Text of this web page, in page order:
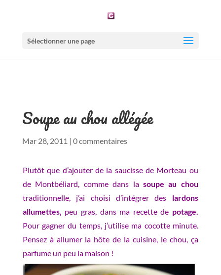
Sélectionner une page
Soupe au chou allégée
Mar 28, 2011 | 0 commentaires
Plutôt que d’ajouter de la saucisse de Morteau ou
de Montbéliard, comme dans la soupe au chou
traditionnelle, j’ai choisi d’intégrer des lardons
allumettes, peu gras, dans ma recette de potage.
Pour gagner du temps, j’utilise ma cocotte minute.
Pensez à allumer la hôte de la cuisine, le chou, ça
parfume un peu la maison !